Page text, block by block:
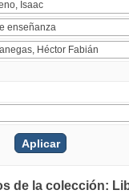
de la colección: